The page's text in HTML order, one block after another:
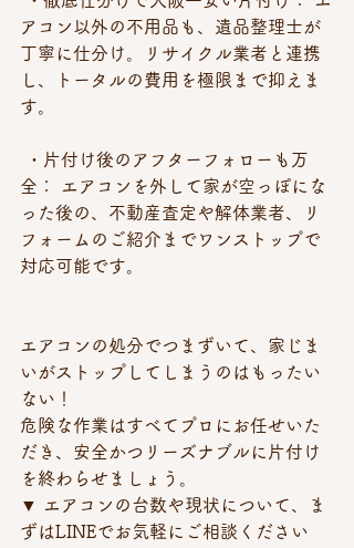
アコン以外の不用品も、遺品整理士が
丁寧に仕分け。リサイクル業者と連携
し、トータルの費用を極限まで抑えま
す。
全： エアコンを外して家が空っぽにな
った後の、不動産査定や解体業者、リ
フォームのご紹介までワンストップで
対応可能です。
エアコンの処分でつまずいて、家じま
いがストップしてしまうのはもったい
ない！
危険な作業はすべてプロにお任せいた
だき、安全かつリーズナブルに片付け
を終わらせましょう。
▼ エアコンの台数や現状について、ま
ずはLINEでお気軽にご相談ください